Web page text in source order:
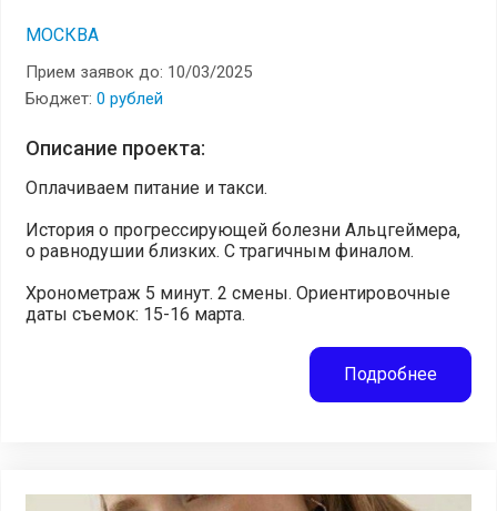
МОСКВА
Прием заявок до: 10/03/2025
Бюджет: 0 рублей
Описание проекта:
Оплачиваем питание и такси.
История о прогрессирующей болезни Альцгеймера,
о равнодушии близких. С трагичным финалом.
Хронометраж 5 минут. 2 смены. Ориентировочные
даты съемок: 15-16 марта.
Подробнее